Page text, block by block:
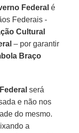
Federal é
Federais -
Cultural
– por garantir
Braço
será
e não nos
do mesmo.
a